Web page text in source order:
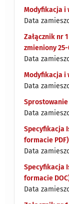
Modyfikacja i
Data
Załącznik nr
zmieniony 25-
Data
Modyfikacja i
Data
Sprostowanie
Data
Specyfikacja
formacie
Data
Specyfikacja
formacie
Data